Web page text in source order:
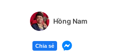
Hồng Nam
Chia sẻ